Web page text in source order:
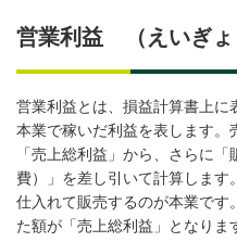
営業利益 （えいぎょ
営業利益とは、損益計算書上
本業で稼いだ利益を表します。
「売上総利益」から、さらに
費）」を差し引いて計算しま
仕入れて販売するのが本業で
た額が「売上総利益」となりま